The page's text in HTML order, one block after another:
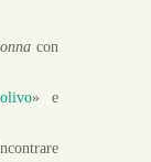
con
» e